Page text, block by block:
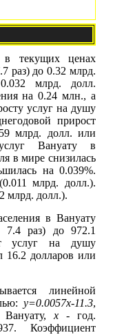
в текущих ценах
раз) до 0.32 млрд.
млрд. долл.
на 0.24 млн., а
услуг на душу
прирост
млрд. долл. или
Вануату в
в мире снизилась
на 0.039%.
млрд. долл.).
млрд. долл.).
в Вануату
7.4 раз) до 972.1
услуг на душу
16.2 долларов или
линейной
y=0.0057x-11.3,
x- год.
Коэффициент